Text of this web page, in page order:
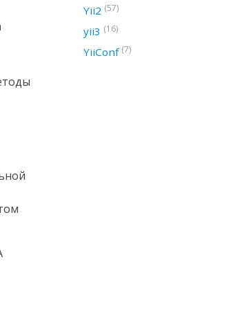
Yii2 (57)
yii3 (16)
YiiConf (7)